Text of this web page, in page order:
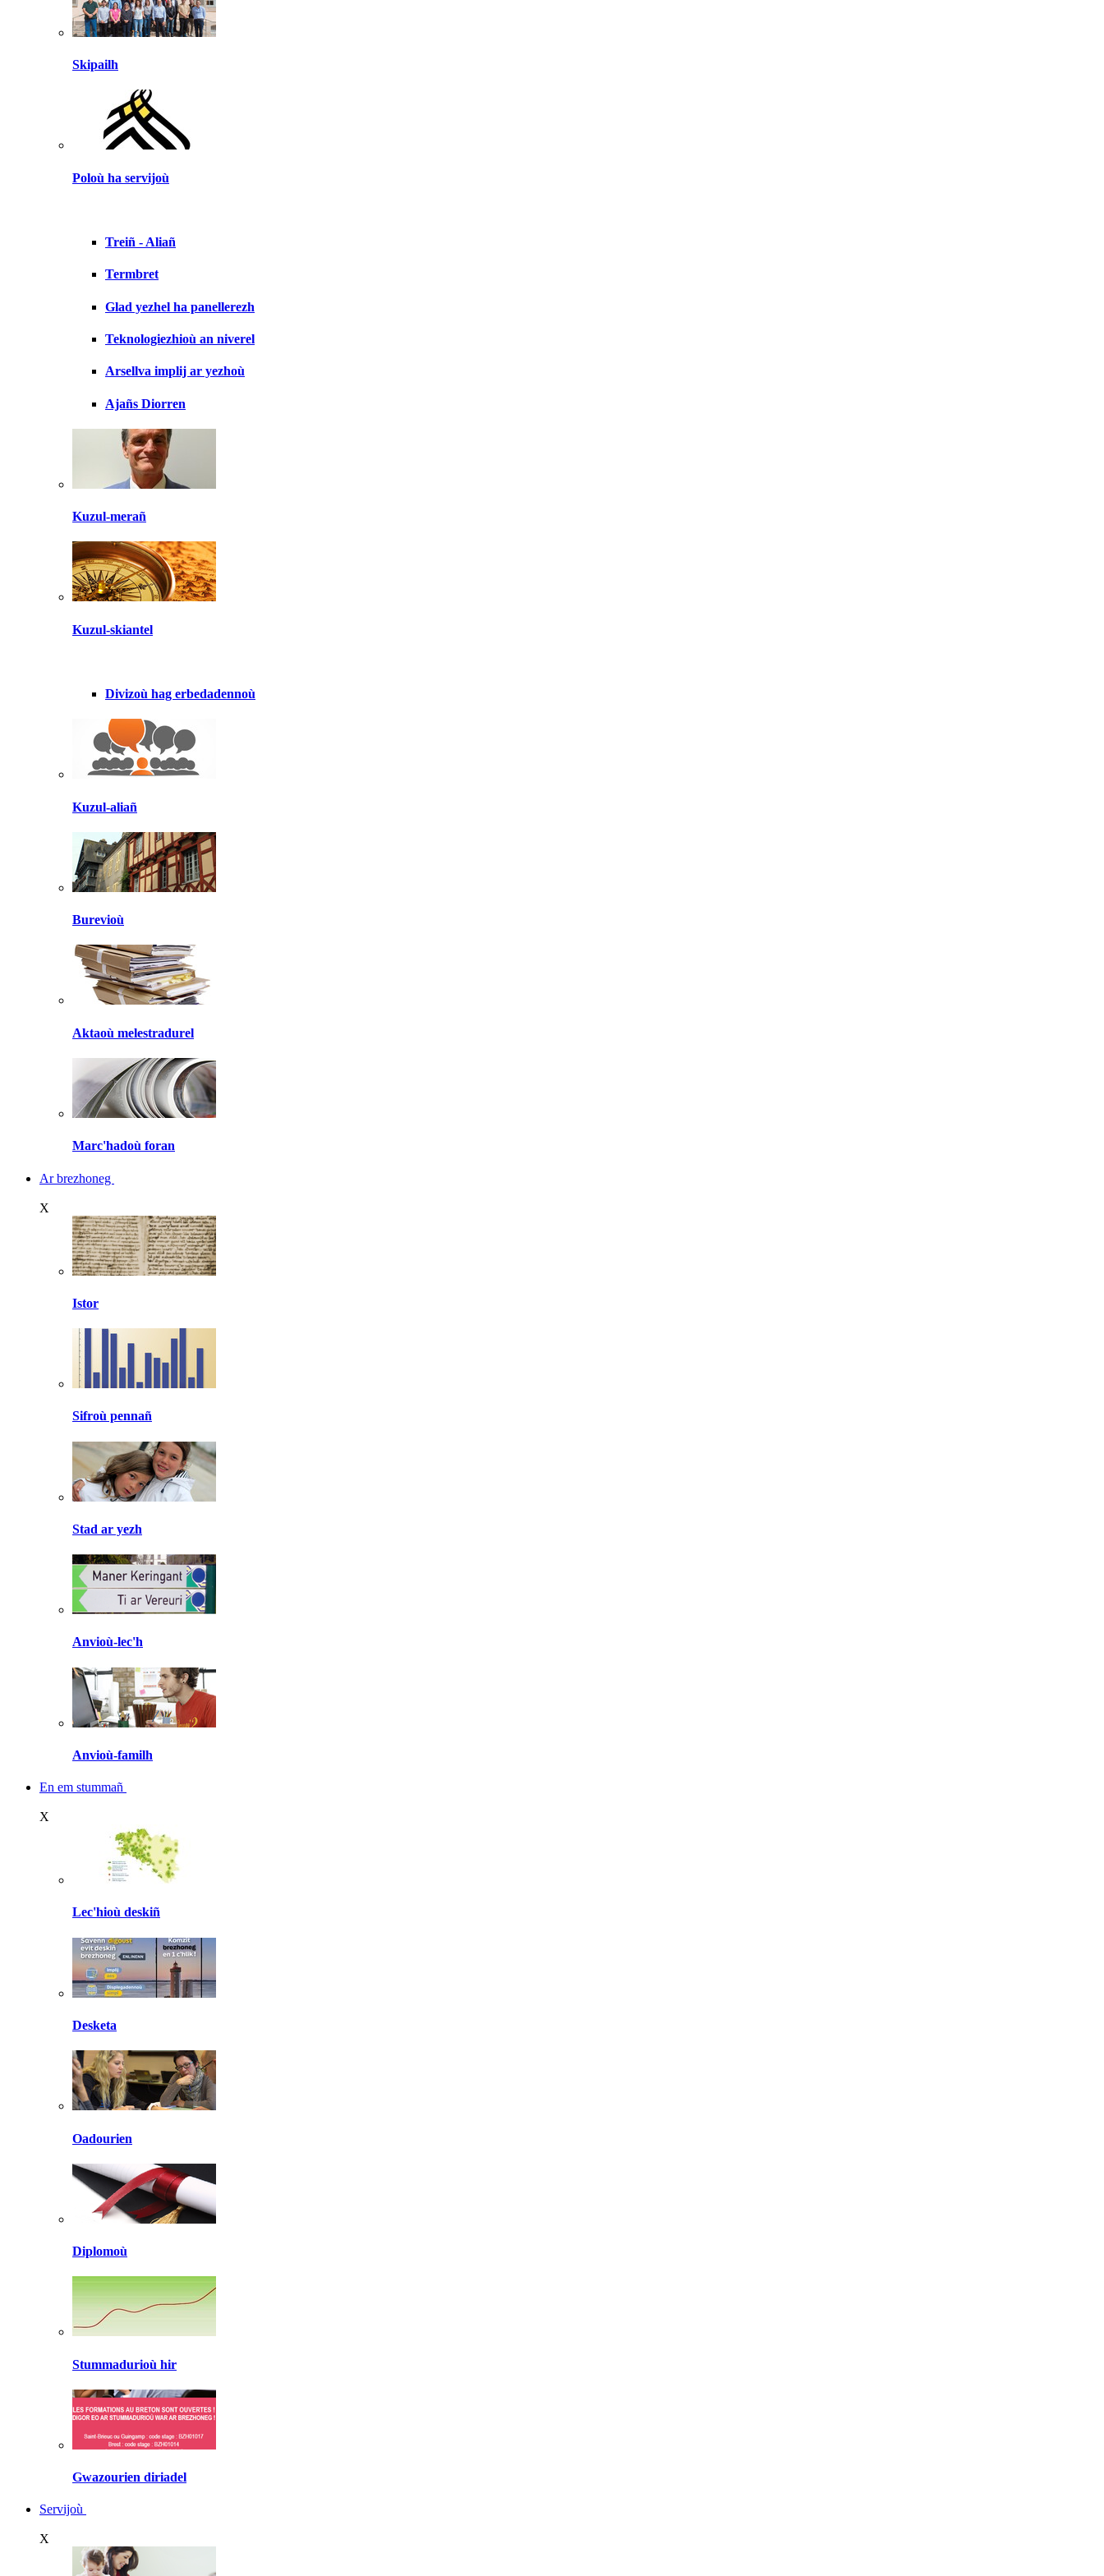
Skipailh
Poloù ha servijoù
Treiñ - Aliañ
Termbret
Glad yezhel ha panellerezh
Teknologiezhioù an niverel
Arsellva implij ar yezhoù
Ajañs Diorren
Kuzul-merañ
Kuzul-skiantel
Divizoù hag erbedadennoù
Kuzul-aliañ
Burevioù
Aktaoù melestradurel
Marc'hadoù foran
Ar brezhoneg
X
Istor
Sifroù pennañ
Stad ar yezh
Anvioù-lec'h
Anvioù-familh
En em stummañ
X
Lec'hioù deskiñ
Desketa
Oadourien
Diplomoù
Stummadurioù hir
Gwazourien diriadel
Servijoù
X